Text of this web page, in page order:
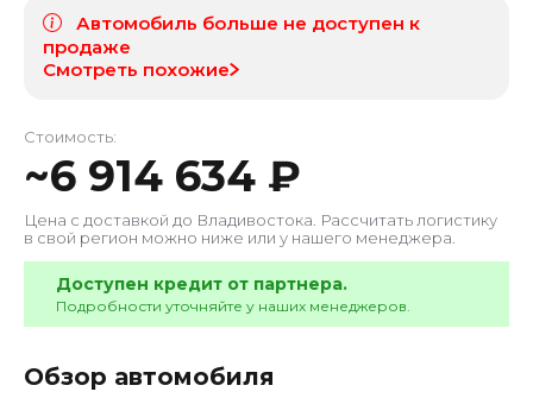
Автомобиль больше не доступен к
продаже
Смотреть похожие
Стоимость:
~6 914 634 ₽
Цена с доставкой до Владивостока. Рассчитать логистику
в свой регион можно ниже или у нашего менеджера.
Доступен кредит от партнера.
Подробности уточняйте у наших менеджеров.
Обзор автомобиля